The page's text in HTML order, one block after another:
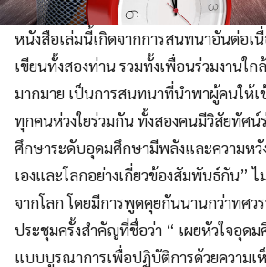
หนังสือเล่มนี้เกิดจากการสนทนาอันต่อเ
เขียนทั้งสองท่าน รวมทั้งเพื่อนร่วมงานใ
มากมาย เป็นการสนทนาที่นำพาผู้คนให้เ
ทุกคนห่วงใยร่วมกัน ทั้งสองคนมีวิสัยทัศน์
ศึกษาระดับอุดมศึกษามีพลังและความหวัง
เองและโลกอย่างเกี่ยวข้องสัมพันธ์กัน”
จากโลก โดยมีการพูดคุยกันนานกว่าทศว
ประชุมครั้งสำคัญที่ชื่อว่า “ เผยหัวใจอุดม
แบบบูรณาการเพื่อปฏิบัติการด้วยความเ